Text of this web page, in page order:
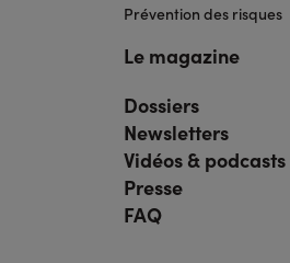
Prévention des risques
Le magazine
Navigation
pied
de
page
bis
Dossiers
Newsletters
Vidéos & podcasts
Presse
FAQ